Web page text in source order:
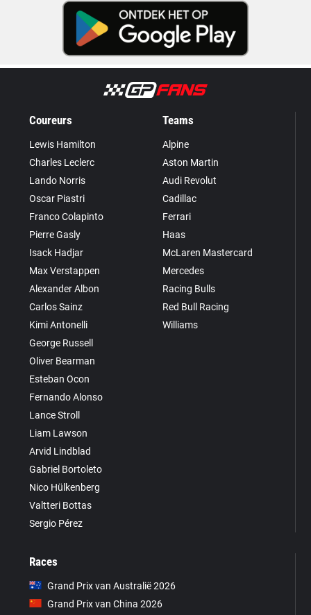
Coureurs
Lewis Hamilton
Charles Leclerc
Lando Norris
Oscar Piastri
Franco Colapinto
Pierre Gasly
Isack Hadjar
Max Verstappen
Alexander Albon
Carlos Sainz
Kimi Antonelli
George Russell
Oliver Bearman
Esteban Ocon
Fernando Alonso
Lance Stroll
Liam Lawson
Arvid Lindblad
Gabriel Bortoleto
Nico Hülkenberg
Valtteri Bottas
Sergio Pérez
Teams
Alpine
Aston Martin
Audi Revolut
Cadillac
Ferrari
Haas
McLaren Mastercard
Mercedes
Racing Bulls
Red Bull Racing
Williams
Races
Grand Prix van Australië 2026
Grand Prix van China 2026